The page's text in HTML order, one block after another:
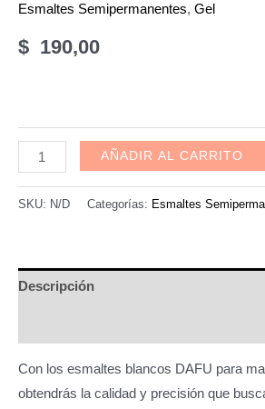
Esmaltes Semipermanentes, Gel
$ 190,00
Esmaltes
Semipermanente
Dafu-
Lactea
AÑADIR AL CARRITO
SKU: N/D Categorías: Esmaltes
Descripción
Con los esmaltes blancos DAFU para
obtendrás la calidad y precisión que